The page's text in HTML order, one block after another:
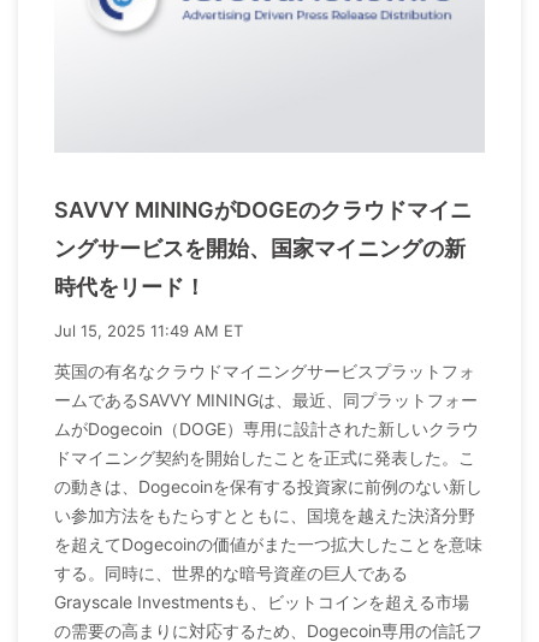
SAVVY MININGがDOGEのクラウドマイニ
ングサービスを開始、国家マイニングの新
時代をリード！
Jul 15, 2025 11:49 AM ET
英国の有名なクラウドマイニングサービスプラットフォ
ームであるSAVVY MININGは、最近、同プラットフォー
ムがDogecoin（DOGE）専用に設計された新しいクラウ
ドマイニング契約を開始したことを正式に発表した。こ
の動きは、Dogecoinを保有する投資家に前例のない新し
い参加方法をもたらすとともに、国境を越えた決済分野
を超えてDogecoinの価値がまた一つ拡大したことを意味
する。同時に、世界的な暗号資産の巨人である
Grayscale Investmentsも、ビットコインを超える市場
の需要の高まりに対応するため、Dogecoin専用の信託フ